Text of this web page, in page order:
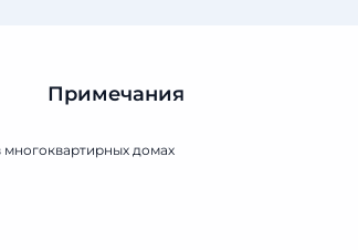
Примечания
домах